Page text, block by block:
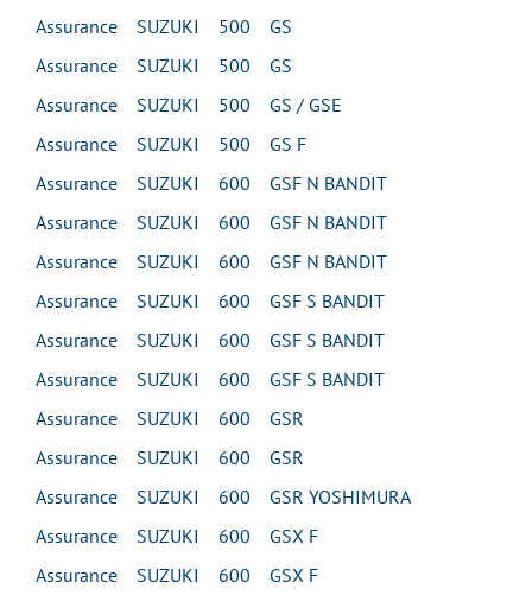
Assurance SUZUKI 500 GS
Assurance SUZUKI 500 GS
Assurance SUZUKI 500 GS / GSE
Assurance SUZUKI 500 GS F
Assurance SUZUKI 600 GSF N BANDIT
Assurance SUZUKI 600 GSF N BANDIT
Assurance SUZUKI 600 GSF N BANDIT
Assurance SUZUKI 600 GSF S BANDIT
Assurance SUZUKI 600 GSF S BANDIT
Assurance SUZUKI 600 GSF S BANDIT
Assurance SUZUKI 600 GSR
Assurance SUZUKI 600 GSR
Assurance SUZUKI 600 GSR YOSHIMURA
Assurance SUZUKI 600 GSX F
Assurance SUZUKI 600 GSX F